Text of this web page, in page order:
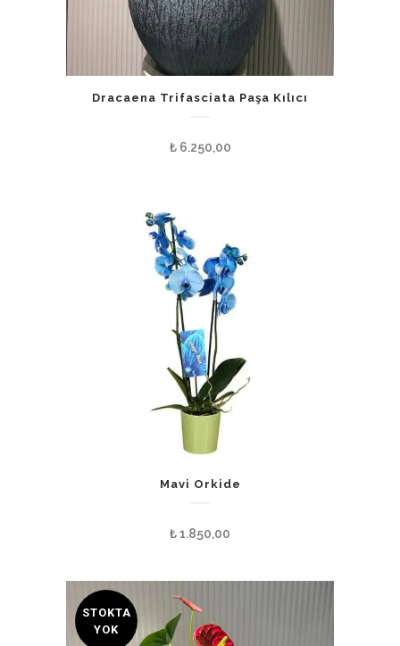
Dracaena Trifasciata Paşa Kılıcı
₺6.250,00
Mavi Orkide
₺1.850,00
STOKTA
YOK